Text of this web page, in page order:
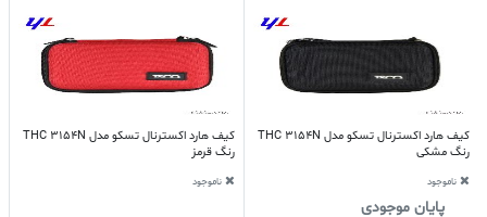
کیف هارد اکسترنال تسکو مدل THC 3154N
رنگ مشکی
ناموجود
پایان موجودی
کیف هارد اکسترنال تسکو مدل THC 3154N
رنگ قرمز
ناموجود